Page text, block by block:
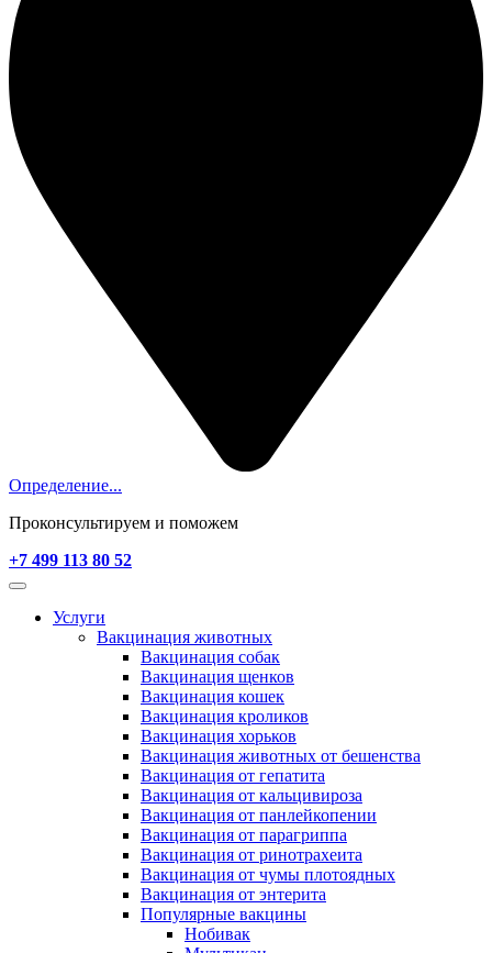
Определение...
Проконсультируем и поможем
+7 499 113 80 52
Услуги
Вакцинация животных
Вакцинация собак
Вакцинация щенков
Вакцинация кошек
Вакцинация кроликов
Вакцинация хорьков
Вакцинация животных от бешенства
Вакцинация от гепатита
Вакцинация от кальцивироза
Вакцинация от панлейкопении
Вакцинация от парагриппа
Вакцинация от ринотрахеита
Вакцинация от чумы плотоядных
Вакцинация от энтерита
Популярные вакцины
Нобивак